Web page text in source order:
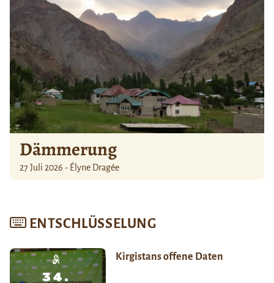
Dämmerung
27 Juli 2026 - Élyne Dragée
ENTSCHLÜSSELUNG
Kirgistans offene Daten